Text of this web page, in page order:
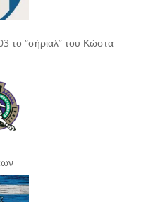
το “σήριαλ” του Κώστα